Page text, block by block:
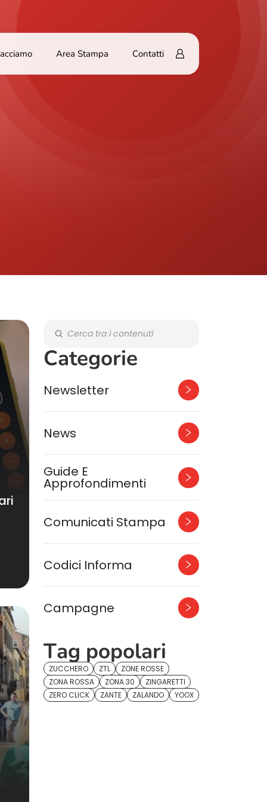
Area Stampa Contatti
Categorie
Newsletter
News
Guide E
Approfondimenti
Comunicati Stampa
Codici Informa
Campagne
Tag popolari
ZUCCHERO ZTL
ZONE ROSSE
ZONA ROSSA
ZONA 30
ZINGARETTI
ZERO CLICK
ZANTE ZALANDO YOOX